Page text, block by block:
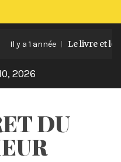
Il y a 1 année Le livre et le
2026
DU